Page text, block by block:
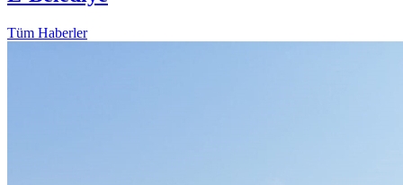
Tüm Haberler